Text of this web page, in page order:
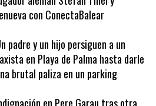
Club Voleibol Manacor presenta al
alemán Stefan Thiel y
con ConectaBalear
padre y un hijo persiguen a un
en Playa de Palma hasta darle
brutal paliza en un parking